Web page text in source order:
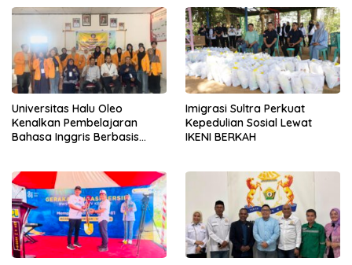
Universitas Halu Oleo
Kenalkan Pembelajaran
Bahasa Inggris Berbasis
Imigrasi Sultra Perkuat
Kepedulian Sosial Lewat
IKENI BERKAH